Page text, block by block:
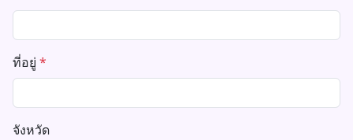
ที่อยู่ *
จังหวัด